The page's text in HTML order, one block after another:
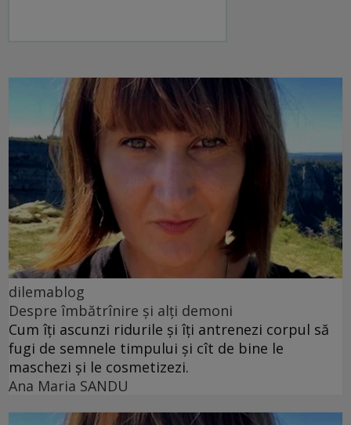
dilemablog
Despre îmbătrînire și alți demoni
Cum îți ascunzi ridurile și îți antrenezi corpul să
fugi de semnele timpului și cît de bine le
maschezi și le cosmetizezi.
Ana Maria SANDU